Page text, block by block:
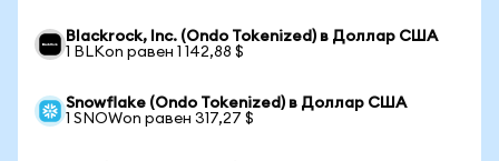
Blackrock, Inc. (Ondo Tokenized) в Доллар США
1 BLKon равен 1 142,88 $
Snowflake (Ondo Tokenized) в Доллар США
1 SNOWon равен 317,27 $